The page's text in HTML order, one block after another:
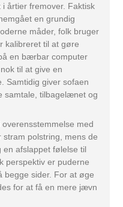
årtier fremover. Faktisk
en grundig
måder, folk bruger
kalibreret til at gøre
en bærbar computer
til at give en
Samtidig giver sofaen
samtale, tilbagelænet og
med
polstring, mens de
afslappet følelse til
perspektiv er puderne
begge sider. For at øge
for at få en mere jævn